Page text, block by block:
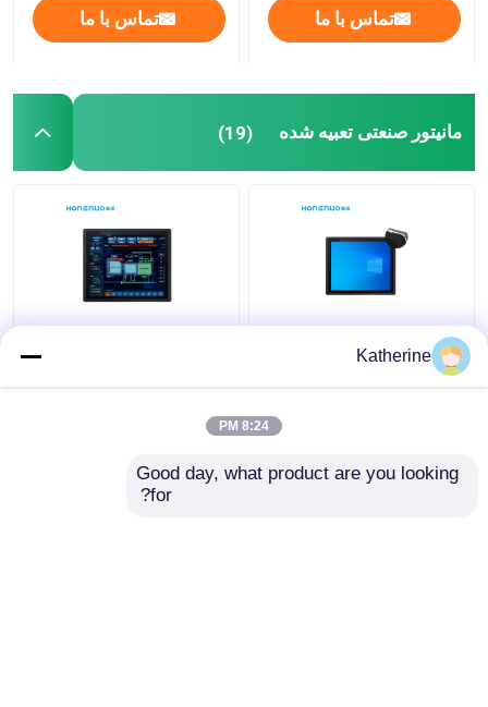
تماس با ما تماس با ما
مانیتور صنعتی تعبیه شده (19)
مانیتور صنعتی تعبیه شده
Katherine
8:24 PM
Good day, what product are you looking
for?